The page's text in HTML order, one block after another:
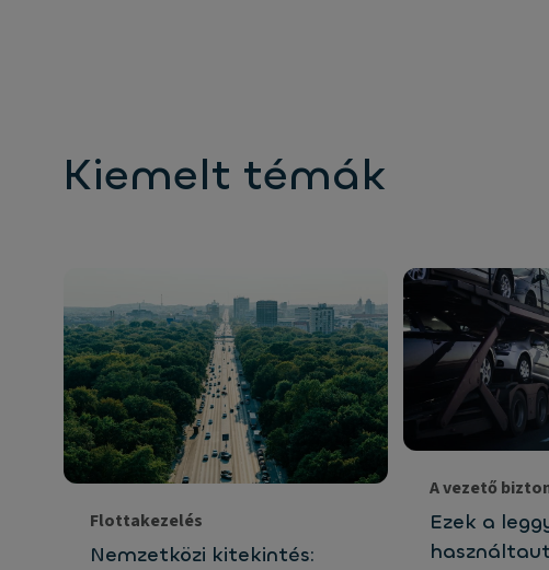
Kiemelt témák
Flottakezelés
Nemzetközi kitekintés:
A vezető
Ezek a